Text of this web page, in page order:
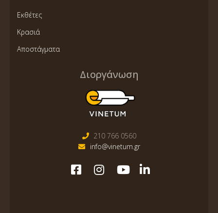
Εκθέτες
Κρασιά
Αποστάγματα
Διοργάνωση
210 766 0560
info@vinetum.gr